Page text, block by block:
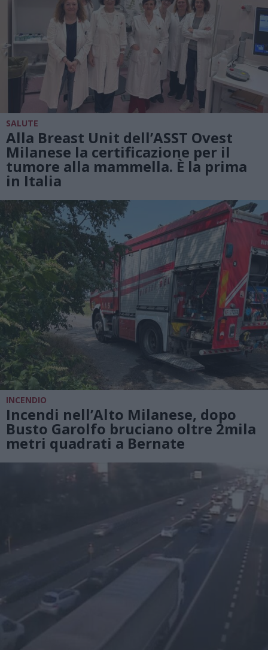
SALUTE
Alla Breast Unit dell’ASST Ovest
Milanese la certificazione per il
tumore alla mammella. È la prima
in Italia
INCENDIO
Incendi nell’Alto Milanese, dopo
Busto Garolfo bruciano oltre 2mila
metri quadrati a Bernate